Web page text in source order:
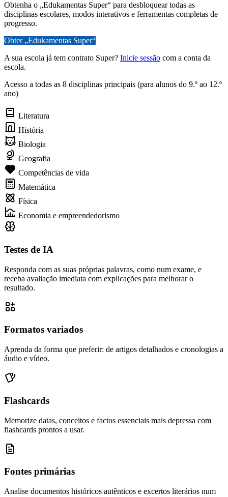
Obtenha o „Edukamentas Super“ para desbloquear todas as
disciplinas escolares, modos interativos e ferramentas completas de
progresso.
Obter „Edukamentas Super“
A sua escola já tem contrato Super? Inicie sessão com a conta da
escola.
Acesso a todas as 8 disciplinas principais (para alunos do 9.º ao 12.º
ano)
Literatura
História
Biologia
Geografia
Competências de vida
Matemática
Física
Economia e empreendedorismo
Testes de IA
Responda com as suas próprias palavras, como num exame, e
receba avaliação imediata com explicações para melhorar o
resultado.
Formatos variados
Aprenda da forma que preferir: de artigos detalhados e cronologias a
áudio e vídeo.
Flashcards
Memorize datas, conceitos e factos essenciais mais depressa com
flashcards prontos a usar.
Fontes primárias
Analise documentos históricos autênticos e excertos literários num